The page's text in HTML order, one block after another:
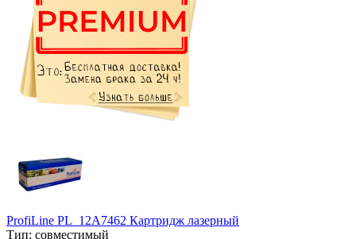
ProfiLine PL_12A7462 Картридж лазерный
Тип: совместимый